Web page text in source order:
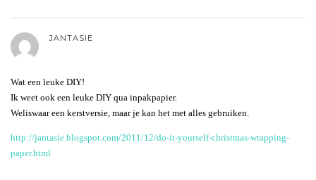
JANTASIE
Wat een leuke DIY!
Ik weet ook een leuke DIY qua inpakpapier.
Weliswaar een kerstversie, maar je kan het met alles gebruiken.
http://jantasie.blogspot.com/2011/12/do-it-yourself-christmas-wrapping-
paper.html